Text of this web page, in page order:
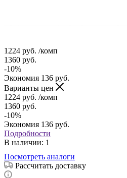
1224 руб. /комп
1360 руб.
-10%
Экономия 136 руб.
Варианты цен
1224 руб. /комп
1360 руб.
-10%
Экономия 136 руб.
Подробности
В наличии: 1
Посмотреть аналоги
Рассчитать доставку